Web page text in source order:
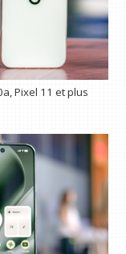
Pixel 11 et plus